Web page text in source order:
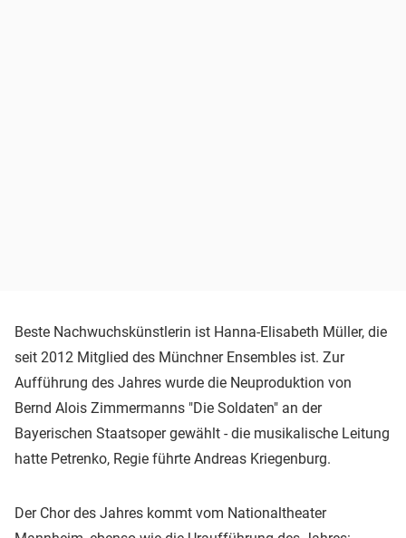
Beste Nachwuchskünstlerin ist Hanna-Elisabeth Müller, die
seit 2012 Mitglied des Münchner Ensembles ist. Zur
Aufführung des Jahres wurde die Neuproduktion von
Bernd Alois Zimmermanns "Die Soldaten" an der
Bayerischen Staatsoper gewählt - die musikalische Leitung
hatte Petrenko, Regie führte Andreas Kriegenburg.
Der Chor des Jahres kommt vom Nationaltheater